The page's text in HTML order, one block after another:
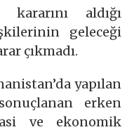
kararını aldığı
geleceği
çıkmadı.
yapılan
erken
ve ekonomik